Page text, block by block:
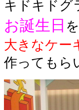
キドキドグ
お誕生日
大きなケー
作ってもら